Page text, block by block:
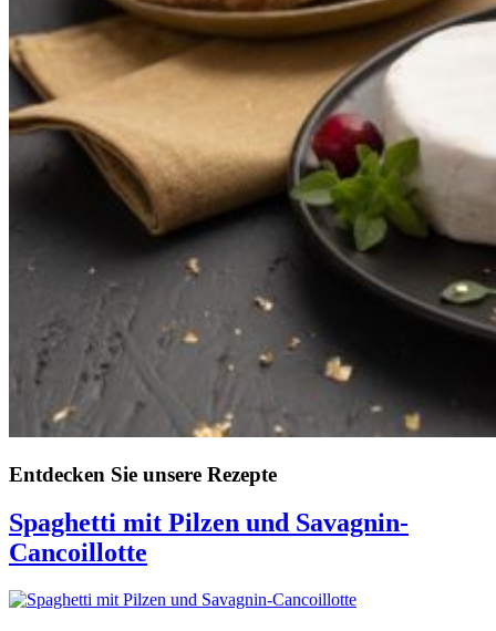
Entdecken Sie unsere Rezepte
Spaghetti mit Pilzen und Savagnin-
Cancoillotte